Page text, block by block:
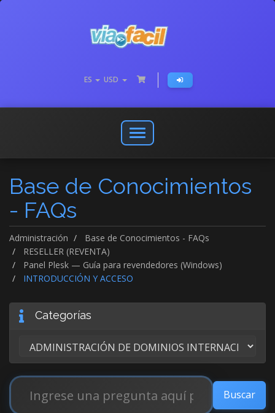
ES USD
Abrir
o
menú
de
Base de Conocimientos
- FAQs
Administración
Base de Conocimientos - FAQs
RESELLER (REVENTA)
Panel Plesk — Guía para revendedores (Windows)
INTRODUCCIÓN Y ACCESO
Categorías